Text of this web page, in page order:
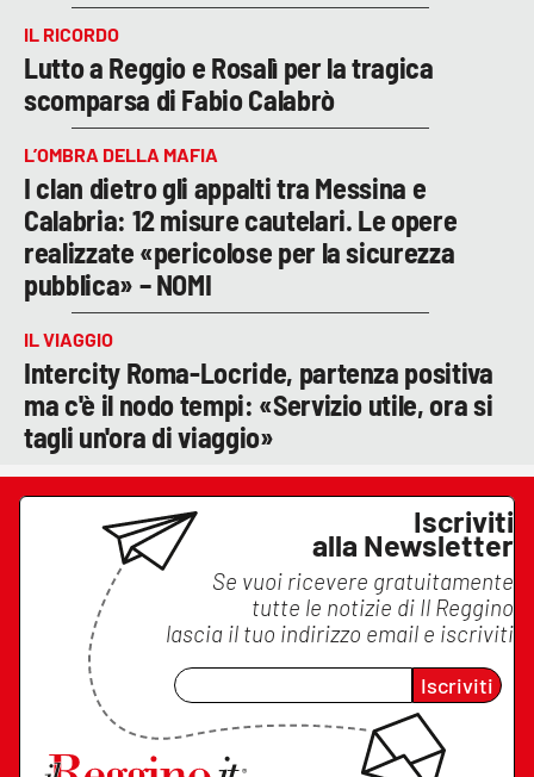
IL RICORDO
Lutto a Reggio e Rosalì per la tragica
scomparsa di Fabio Calabrò
L’OMBRA DELLA MAFIA
I clan dietro gli appalti tra Messina e
Calabria: 12 misure cautelari. Le opere
realizzate «pericolose per la sicurezza
pubblica» – NOMI
IL VIAGGIO
Intercity Roma-Locride, partenza positiva
ma c'è il nodo tempi: «Servizio utile, ora si
tagli un'ora di viaggio»
Iscriviti
alla Newsletter
Se vuoi ricevere gratuitamente
tutte le notizie di Il Reggino
lascia il tuo indirizzo email e iscriviti
Iscriviti